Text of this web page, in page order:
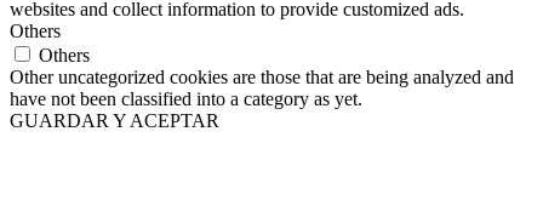
websites and collect information to provide customized ads.
Others
Others
Other uncategorized cookies are those that are being analyzed and
have not been classified into a category as yet.
GUARDAR Y ACEPTAR